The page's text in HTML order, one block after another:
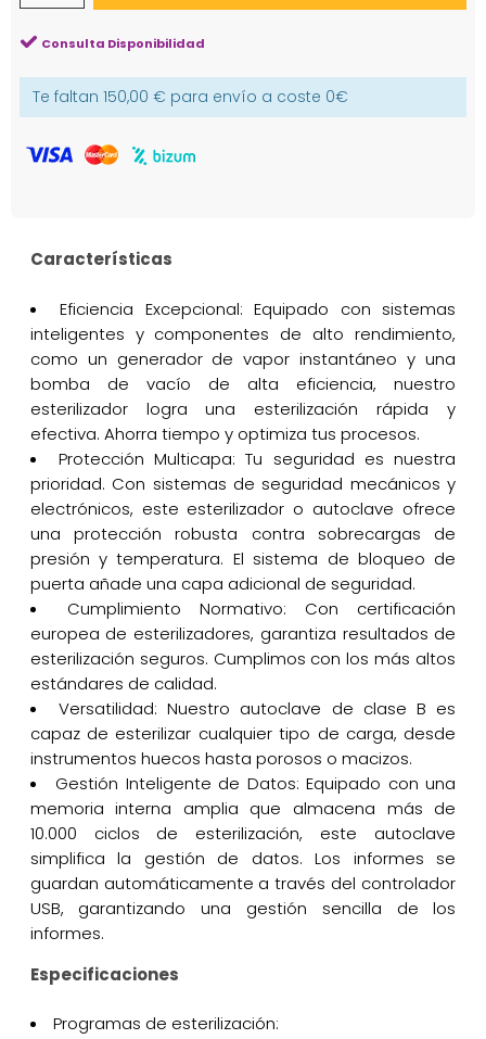
Consulta Disponibilidad
Te faltan 150,00 € para envío a coste 0€
Características
Eficiencia Excepcional: Equipado con sistemas
inteligentes y componentes de alto rendimiento,
como un generador de vapor instantáneo y una
bomba de vacío de alta eficiencia, nuestro
esterilizador logra una esterilización rápida y
efectiva. Ahorra tiempo y optimiza tus procesos.
Protección Multicapa: Tu seguridad es nuestra
prioridad. Con sistemas de seguridad mecánicos y
electrónicos, este esterilizador o autoclave ofrece
una protección robusta contra sobrecargas de
presión y temperatura. El sistema de bloqueo de
puerta añade una capa adicional de seguridad.
Cumplimiento Normativo: Con certificación
europea de esterilizadores, garantiza resultados de
esterilización seguros. Cumplimos con los más altos
estándares de calidad.
Versatilidad: Nuestro autoclave de clase B es
capaz de esterilizar cualquier tipo de carga, desde
instrumentos huecos hasta porosos o macizos.
Gestión Inteligente de Datos: Equipado con una
memoria interna amplia que almacena más de
10.000 ciclos de esterilización, este autoclave
simplifica la gestión de datos. Los informes se
guardan automáticamente a través del controlador
USB, garantizando una gestión sencilla de los
informes.
Especificaciones
Programas de esterilización: